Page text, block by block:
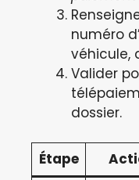
numéro
véhicule,
Valider
dossier.
Étape